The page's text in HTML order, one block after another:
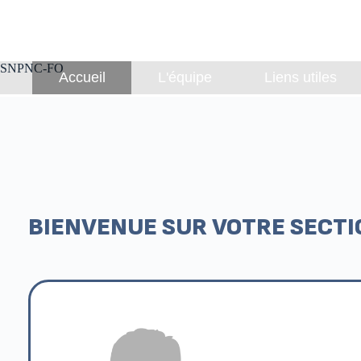
SNPNC-FO
Accueil L'équipe Liens utiles
BIENVENUE SUR VOTRE